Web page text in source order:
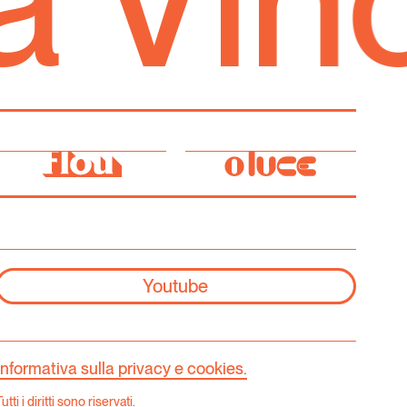
Youtube
sulla privacy e cookies.
i diritti sono riservati.